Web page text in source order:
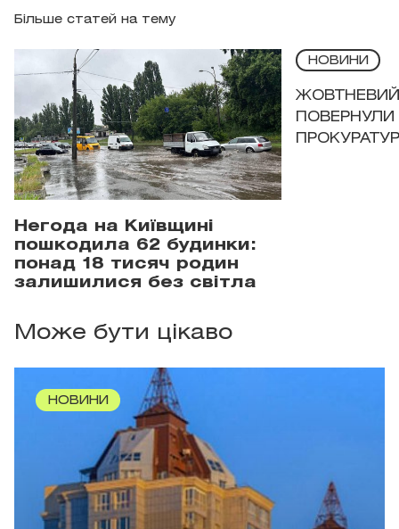
Більше статей на тему
Негода на Київщині
пошкодила 62 будинки:
понад 18 тисяч родин
залишилися без світла
НОВИНИ
ЖОВТНЕВИЙ
ПОВЕРНУЛИ
Може бути цікаво
НОВИНИ